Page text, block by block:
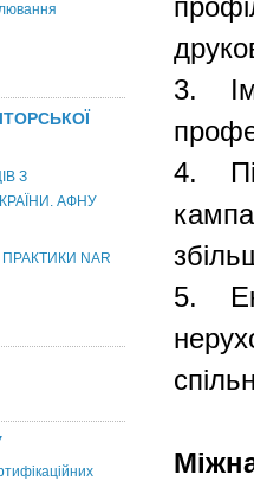
З
АФНУ
NAR
3.
4.
5.